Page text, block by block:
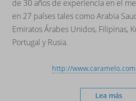
de 30 años de experiencia en el
en 27 países tales como Arabia
Emiratos Árabes Unidos, Filipinas,
Portugal y Rusia.
http://www.caramelo.com
Lea más